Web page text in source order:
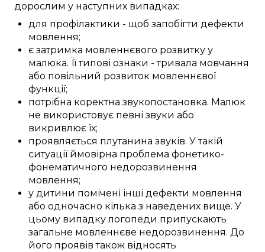
дорослим у наступних випадках:
для профілактики - щоб запобігти дефекти
мовлення;
є затримка мовленнєвого розвитку у
малюка. Їїтипові ознаки -тривала мовчання
або повільний розвиток мовленнєвої
функції;
потрібна коректна звукопостановка. Малюк
не використовує певні звуки або
викривлює їх;
проявляється плутанина звуків. Утакій
ситуації ймовірна проблема фонетико-
фонематичного недорозвинення
мовлення;
у дитини помічені інші дефекти мовлення
або одночасно кілька з наведених вище. У
цьому випадкулогопеди припускають
загальне мовленнєве недорозвинення. До
його проявів також відносять